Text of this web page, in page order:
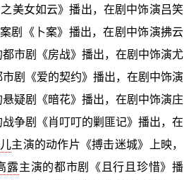
美女如云》播出，在剧中饰演吕笑
剧《卜案》播出，在剧中饰演拂云
都市剧《房战》播出，在剧中饰演尤
剧《爱的契约》播出，在剧中饰演
疑剧《暗花》播出，在剧中饰演庄
争剧《肖叮叮的剿匪记》播出，在
主演的动作片《搏击迷城》上映，
露主演的都市剧《且行且珍惜》播